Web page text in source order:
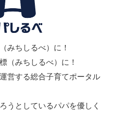
みちしるべ）に！
（みちしるべ）に！
営する総合子育てポータル
うとしているパパを優しく